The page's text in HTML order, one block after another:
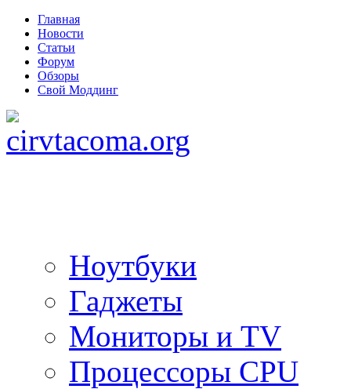
Главная
Новости
Статьи
Форум
Обзоры
Свой Моддинг
Ноутбуки
Гаджеты
Мониторы и TV
Процессоры CPU